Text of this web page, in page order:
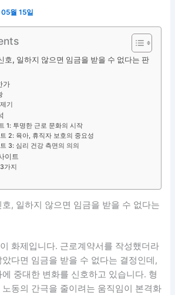
월 15일
호, 일하지 않으면 임금을 받을 수 없다는 판
가
기
1: 투명한 근로 문화의 시작
2: 육아, 휴직자 보호의 중요성
3: 심리 건강 측면의 의의
이트
가지
, 일하지 않으면 임금을 받을 수 없다는
화제입니다. 근로계약서를 작성했더라
다면 임금을 받을 수 없다는 결정인데,
중대한 변화를 신호하고 있습니다. 형
동의 간극을 줄이려는 움직임이 본격화